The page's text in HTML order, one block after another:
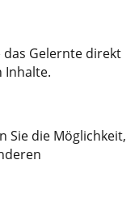
das Gelernte direkt
Inhalte.
Sie die Möglichkeit,